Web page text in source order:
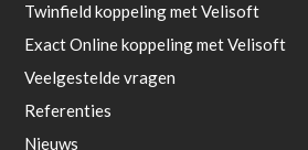
Twinfield koppeling met Velisoft
Exact Online koppeling met Velisoft
Veelgestelde vragen
Referenties
Nieuws